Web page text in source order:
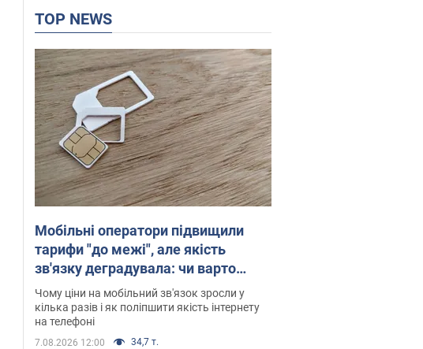
TOP NEWS
Мобільні оператори підвищили
тарифи "до межі", але якість
зв'язку деградувала: чи варто
скаржитись на ціни
Чому ціни на мобільний зв'язок зросли у
кілька разів і як поліпшити якість інтернету
на телефоні
7.08.2026 12:00 34,7 т.